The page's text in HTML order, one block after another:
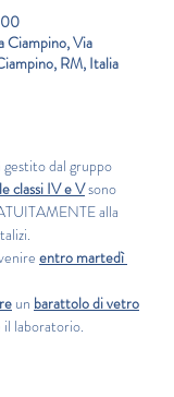
Ciampino, Via
RM, Italia
dal gruppo
classi IV e V sono
alla
entro martedì
un barattolo di vetro
laboratorio.